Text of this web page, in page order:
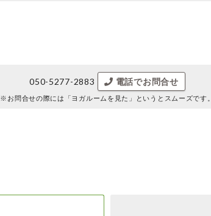
050-5277-2883 電話でお問合せ
※お問合せの際には 「ヨガルームを見た」というとスムーズです。